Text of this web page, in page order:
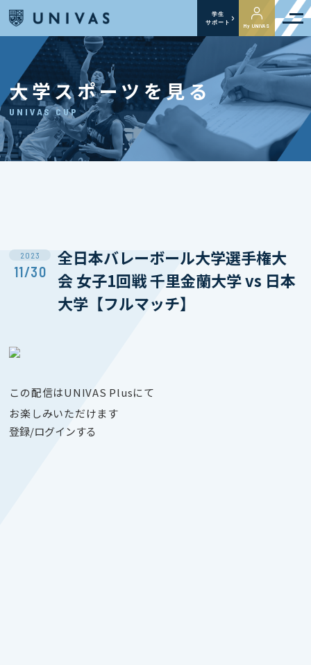
学生
サポート
My UNIVAS
大学スポーツを見る
UNIVAS CUP
2023
11/30
全日本バレーボール大学選手権大
会 女子1回戦 千里金蘭大学 vs 日本
大学【フルマッチ】
この配信はUNIVAS Plusにて
お楽しみいただけます
登録/ログインする